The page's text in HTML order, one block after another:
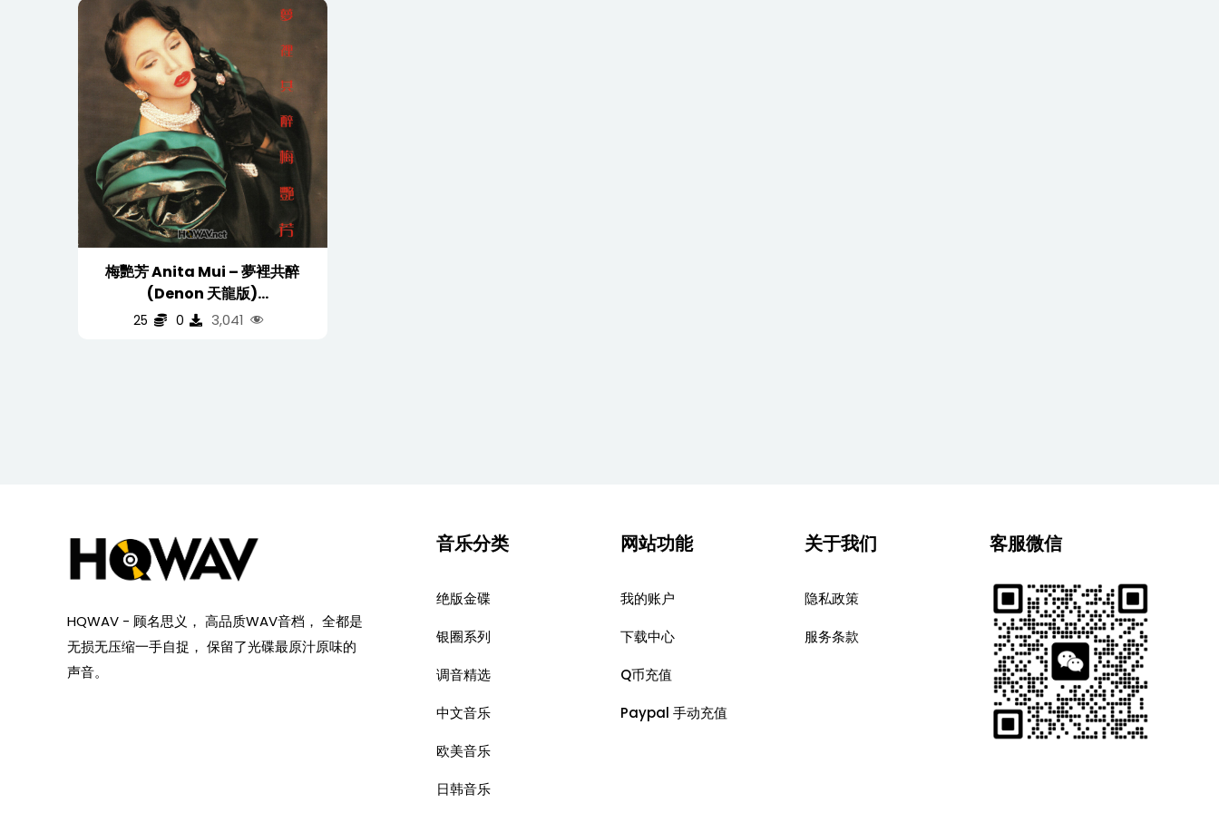
梅艷芳 Anita Mui – 夢裡共醉
(Denon 天龍版)
(WAV/16/44.1/435MB)
25 0 3,041
HQWAV - 顾名思义， 高品质WAV音档， 全都是
无损无压缩一手自捉， 保留了光碟最原汁原味的
声音。
音乐分类
绝版金碟
银圈系列
调音精选
中文音乐
欧美音乐
日韩音乐
网站功能
我的账户
下载中心
Q币充值
Paypal 手动充值
关于我们
隐私政策
服务条款
客服微信